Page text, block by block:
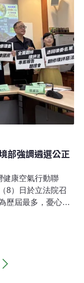
。我國2035年應減
網絡研究中心綜合
候行動網絡等機構
鍵部門減量目標與
當責性的治理機
的NDC3.0草案，
進步空間。台灣
部強調遴選公正
健康空氣行動聯
8）日於立法院召
歷屆最多，憂心環
廢棄物、化學物質
保署長，2011～